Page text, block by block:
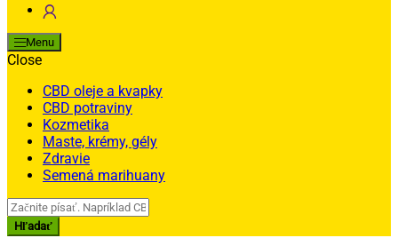
Menu
Close
CBD oleje a kvapky
CBD potraviny
Kozmetika
Maste, krémy, gély
Zdravie
Semená marihuany
Search
for:
Hľadať